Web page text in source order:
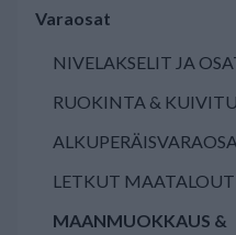
Varaosat
NIVELAKSELIT JA
RUOKINTA &
LETKUT
MAANMUOKKAUS &